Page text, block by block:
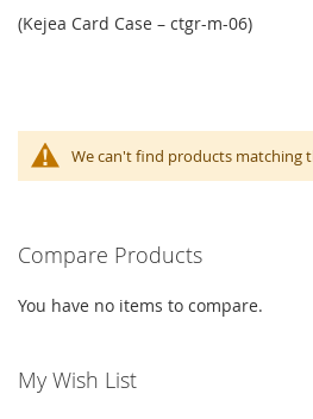
(Kejea Card Case – ctgr-m-06)
We can't find products matching
Compare Products
You have no items to compare.
My Wish List